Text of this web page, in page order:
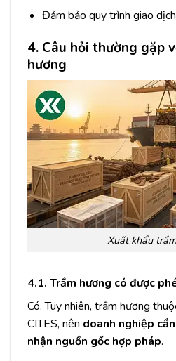
Đảm bảo quy trình giao
4. Câu hỏi thường gặp
hương
Xuất khẩu
4.1. Trầm hương có được
Có. Tuy nhiên, trầm hương
CITES, nên doanh nghiệp
nhận nguồn gốc hợp pháp.